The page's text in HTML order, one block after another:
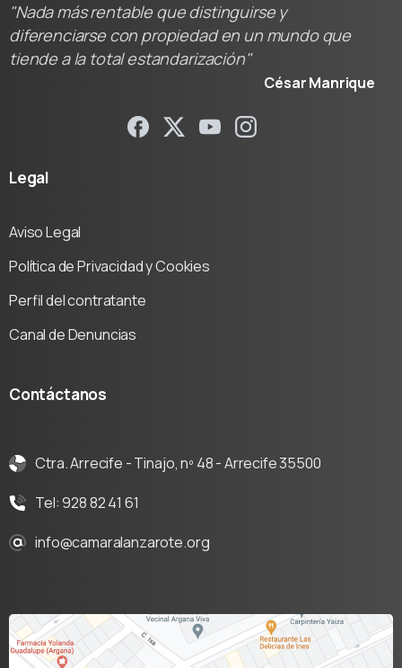
"Nada más rentable que distinguirse y
diferenciarse con propiedad en un mundo que
tiende a la total estandarización"
César Manrique
Legal
Aviso Legal
Política de Privacidad y Cookies
Perfil del contratante
Canal de Denuncias
Contáctanos
Ctra. Arrecife - Tinajo, nº 48 - Arrecife 35500
Tel: 928 82 41 61
info@camaralanzarote.org